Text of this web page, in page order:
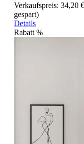
Verkaufspreis: 34,20 €
gespart)
Details
Rabatt %